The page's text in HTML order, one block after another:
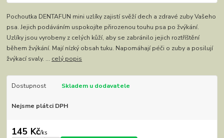
Pochoutka DENTAFUN mini uzlíky zajistí svěží dech a zdravé zuby Vašeho
psa. Jejich podáváním uspokojíte přirozenou touhu psa po žvýkání.
Uzlíky jsou vyrobeny z celých kůží, aby se zabránilo jejich roztříštění
během žvýkání. Mají nízký obsah tuku. Napomáhají péči o zuby a posilují
žvýkací svaly. ... celý popis
Dostupnost Skladem u dodavatele
Nejsme plátci DPH
145 Kč/ks